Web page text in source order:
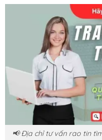
📢 Địa chỉ tư vấn rao tin